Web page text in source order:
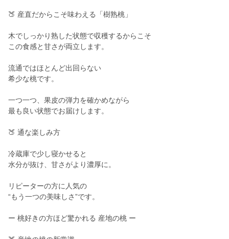
🍑 産直だからこそ味わえる「樹熟桃」
木でしっかり熟した状態で収穫するからこそ
この食感と甘さが両立します。
流通ではほとんど出回らない
希少な桃です。
一つ一つ、果皮の弾力を確かめながら
最も良い状態でお届けします。
🍑 通な楽しみ方
冷蔵庫で少し寝かせると
水分が抜け、甘さがより濃厚に。
リピーターの方に人気の
“もう一つの美味しさ”です。
ー 桃好きの方ほど驚かれる 産地の桃 ー